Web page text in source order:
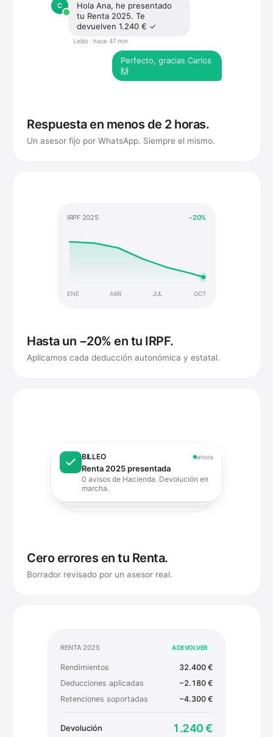
C
Hola Ana, he presentado
tu Renta 2025. Te
devuelven 1.240 € ✓
Leído · hace 47 min
Perfecto, gracias Carlos
🙌
Respuesta en menos de 2 horas.
Un asesor fijo por WhatsApp. Siempre el mismo.
IRPF 2025 −20%
ENE ABR JUL OCT
Hasta un −20% en tu IRPF.
Aplicamos cada deducción autonómica y estatal.
BILLEO ahora
Renta 2025 presentada
0 avisos de Hacienda. Devolución en
marcha.
Cero errores en tu Renta.
Borrador revisado por un asesor real.
RENTA 2025 A DEVOLVER
Rendimientos
32.400 €
Deducciones aplicadas
−2.180 €
Retenciones soportadas
−4.300 €
Devolución 1.240 €